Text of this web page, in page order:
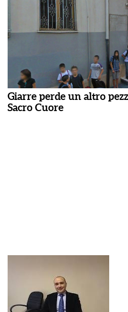
Giarre perde un altro
Sacro Cuore